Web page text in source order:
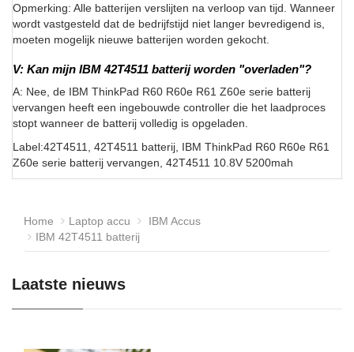
Opmerking: Alle batterijen verslijten na verloop van tijd. Wanneer
wordt vastgesteld dat de bedrijfstijd niet langer bevredigend is,
moeten mogelijk nieuwe batterijen worden gekocht.
V: Kan mijn IBM 42T4511 batterij worden "overladen"?
A: Nee, de IBM ThinkPad R60 R60e R61 Z60e serie batterij
vervangen heeft een ingebouwde controller die het laadproces
stopt wanneer de batterij volledig is opgeladen.
Label:42T4511, 42T4511 batterij, IBM ThinkPad R60 R60e R61
Z60e serie batterij vervangen, 42T4511 10.8V 5200mah
Home Laptop accu
IBM Accus
IBM 42T4511 batterij
Laatste nieuws